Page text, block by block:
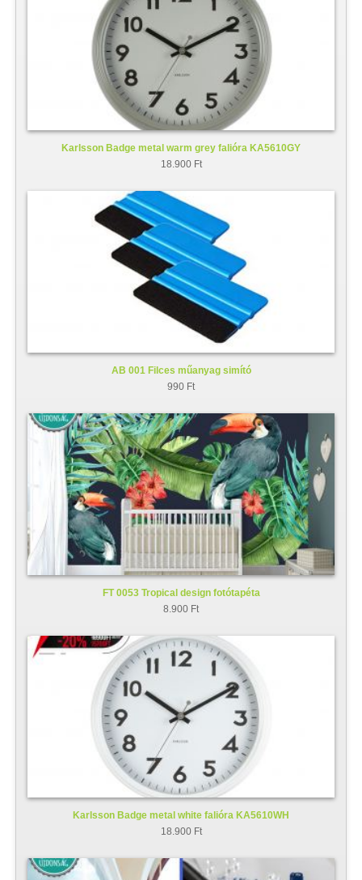
Karlsson Badge metal warm grey falióra KA5610GY
18.900 Ft
AB 001 Filces műanyag simító
990 Ft
FT 0053 Tropical design fotótapéta
8.900 Ft
Karlsson Badge metal white falióra KA5610WH
18.900 Ft